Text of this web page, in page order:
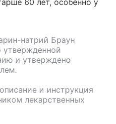
60 лет, особенно у
натрий Браун
утвержденной
и утверждено
и инструкция
лекарственных